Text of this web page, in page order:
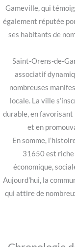
Gameville, qui
également réputée
ses habitants de
Saint-Orens-de-
associatif
nombreuses
locale. La ville
durable, en
et en
En somme,
31650 est
économique,
Aujourd’hui, la
qui attire de